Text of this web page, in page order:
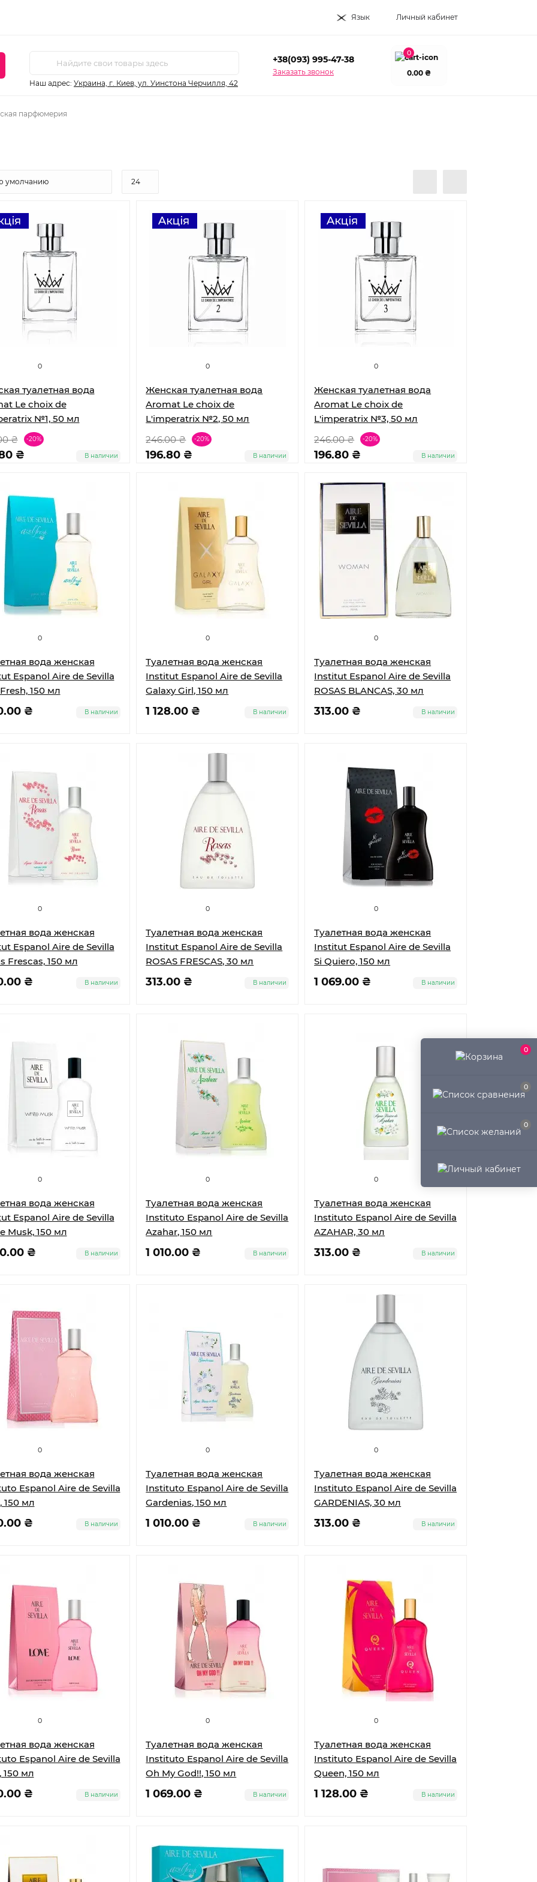
0
0
0
Язык Личный кабинет
Наш адрес: Украина, г. Киев, ул. Уинстона Черчилля, 42
+38(093) 995-47-38
Заказать звонок
0
0.00 ₴
парфюмерия
0
туалетная вода
Le choix de
№1, 50 мл
₴
-20%
₴ В наличии
0
Женская туалетная вода
Aromat Le choix de
L'imperatrix №2, 50 мл
246.00 ₴
-20%
196.80 ₴ В наличии
0
Женская туалетная вода
Aromat Le choix de
L'imperatrix №3, 50 мл
246.00 ₴
-20%
196.80 ₴ В наличии
0
вода женская
Espanol Aire de Sevilla
150 мл
₴ В наличии
0
Туалетная вода женская
Institut Espanol Aire de Sevilla
Galaxy Girl, 150 мл
1 128.00 ₴ В наличии
0
Туалетная вода женская
Institut Espanol Aire de Sevilla
ROSAS BLANCAS, 30 мл
313.00 ₴ В наличии
0
вода женская
Espanol Aire de Sevilla
Frescas, 150 мл
₴ В наличии
0
Туалетная вода женская
Institut Espanol Aire de Sevilla
ROSAS FRESCAS, 30 мл
313.00 ₴ В наличии
0
Туалетная вода женская
Institut Espanol Aire de Sevilla
Si Quiero, 150 мл
1 069.00 ₴ В наличии
0
вода женская
Espanol Aire de Sevilla
Musk, 150 мл
₴ В наличии
0
Туалетная вода женская
Instituto Espanol Aire de Sevilla
Azahar, 150 мл
1 010.00 ₴ В наличии
0
Туалетная вода женская
Instituto Espanol Aire de Sevilla
AZAHAR, 30 мл
313.00 ₴ В наличии
0
вода женская
Espanol Aire de Sevilla
150 мл
₴ В наличии
0
Туалетная вода женская
Instituto Espanol Aire de Sevilla
Gardenias, 150 мл
1 010.00 ₴ В наличии
0
Туалетная вода женская
Instituto Espanol Aire de Sevilla
GARDENIAS, 30 мл
313.00 ₴ В наличии
0
вода женская
Espanol Aire de Sevilla
150 мл
₴ В наличии
0
Туалетная вода женская
Instituto Espanol Aire de Sevilla
Oh My God!!, 150 мл
1 069.00 ₴ В наличии
0
Туалетная вода женская
Instituto Espanol Aire de Sevilla
Queen, 150 мл
1 128.00 ₴ В наличии